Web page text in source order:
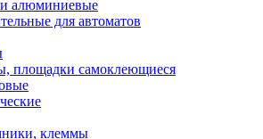
алюминиевые
для автоматов
площадки самоклеющиеся
клеммы